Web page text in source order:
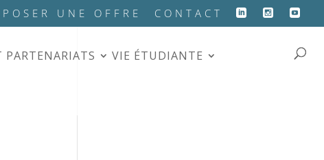
UNE OFFRE CONTACT
PARTENARIATS VIE ÉTUDIANTE